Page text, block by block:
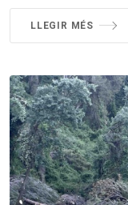
LLEGIR MÉS